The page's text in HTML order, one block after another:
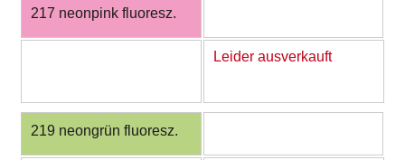
217 neonpink fluoresz.
Leider ausverkauft
219 neongrün fluoresz.